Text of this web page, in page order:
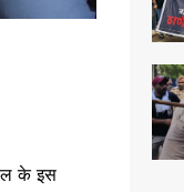
के इस